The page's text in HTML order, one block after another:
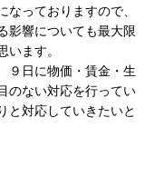
っておりますので、
影響についても最大限
ます。
９日に物価・賃金・生
のない対応を行ってい
と対応していきたいと